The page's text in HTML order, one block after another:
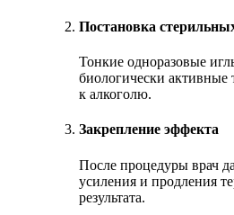
Постановка
Тонкие одноразовые
биологически
к алкоголю.
Закрепление эффекта
После процедуры врач
усиления и продления
результата.